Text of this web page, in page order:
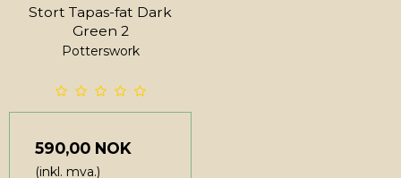
Stort Tapas-fat Dark
Green 2
Potterswork
590,00 NOK
(inkl. mva.)